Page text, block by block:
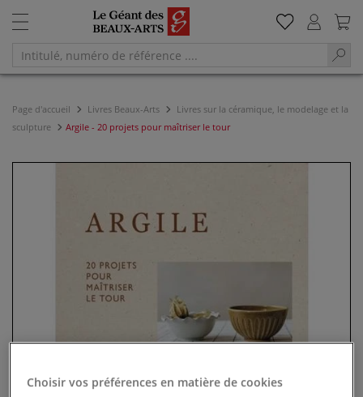
Page d'accueil Livres Beaux-Arts
Livres sur la céramique, le modelage et la
sculpture
Argile - 20 projets pour maîtriser le tour
Choisir vos préférences en matière de cookies